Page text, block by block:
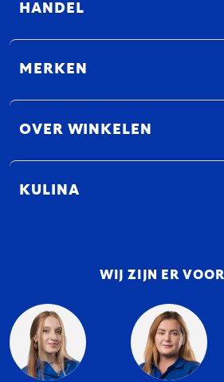
HANDEL
MERKEN
OVER WINKELEN
KULINA
WIJ ZIJN ER